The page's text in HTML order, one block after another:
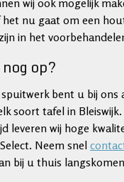
wij ook mogelijk
nu gaat om een
in het
op?
bent u bij ons
soort tafel in
leveren wij hoge
Neem snel
bij u thuis